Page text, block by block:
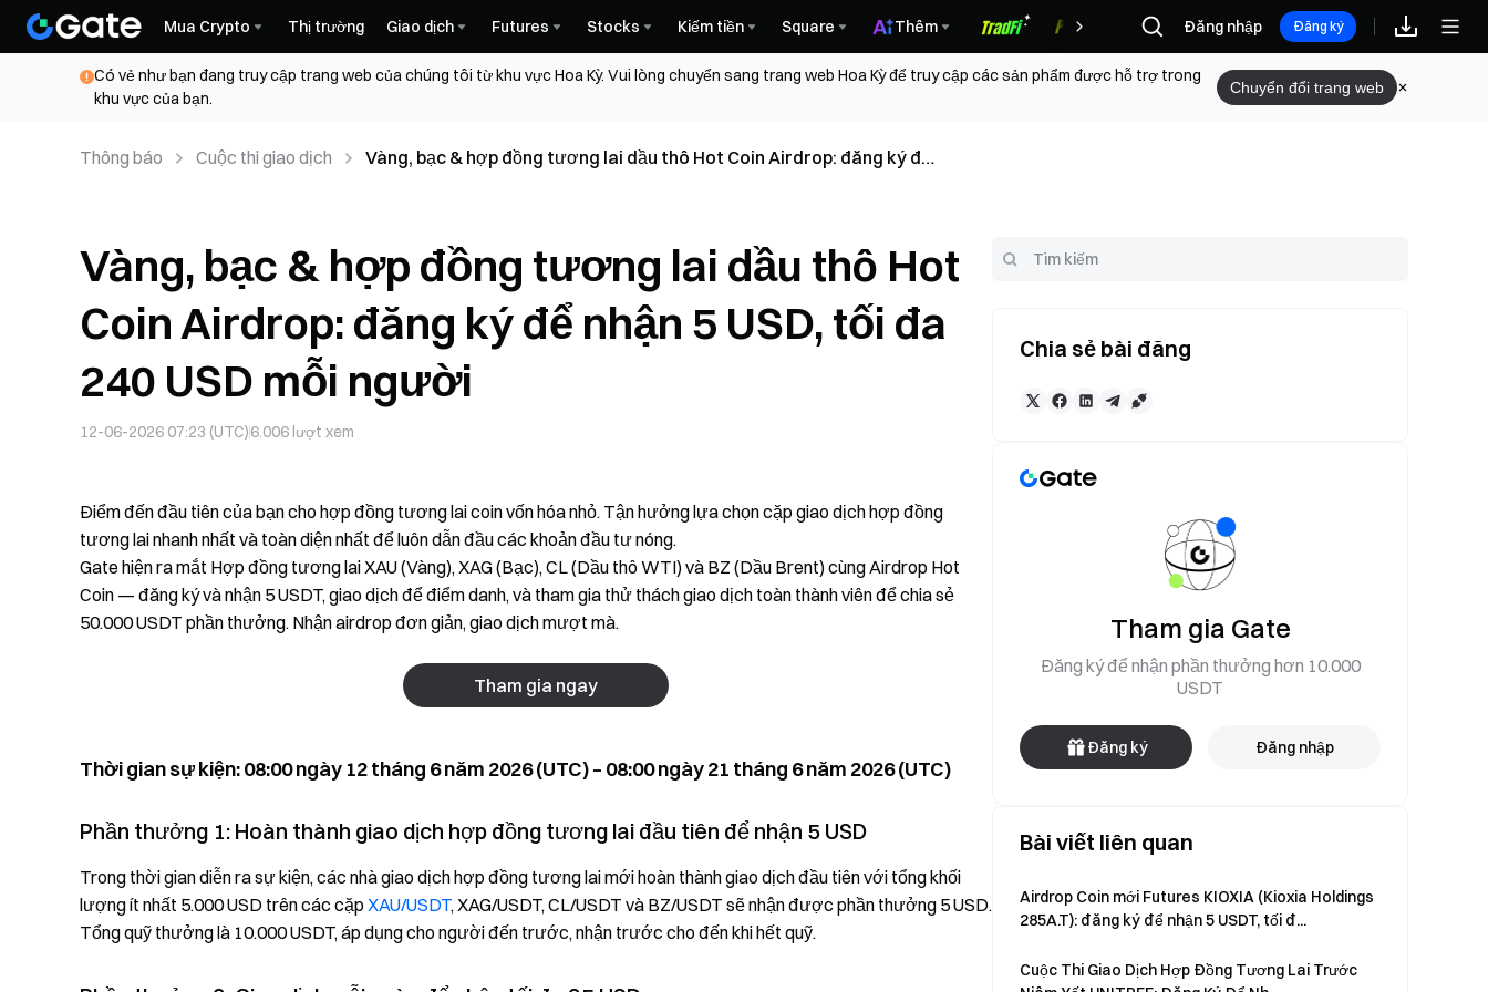
Mua Crypto Thị trường Giao dịch Futures Stocks Kiếm tiền Square Thêm Phần thưởng
Đăng nhập Đăng ký
Có vẻ như bạn đang truy cập trang web của chúng tôi từ khu vực Hoa Kỳ. Vui lòng chuyển sang trang web Hoa Kỳ để truy cập các sản phẩm được hỗ trợ trong
khu vực của bạn.
Chuyển đổi trang web
Thông báo Cuộc thi giao dịch
Vàng, bạc & hợp đồng tương lai dầu thô Hot Coin Airdrop: đăng ký để
Vàng, bạc & hợp đồng tương lai dầu thô Hot
Coin Airdrop: đăng ký để nhận 5 USD, tối đa
240 USD mỗi người
12-06-2026 07:23 (UTC)6.006 lượt xem
Điểm đến đầu tiên của bạn cho hợp đồng tương lai coin vốn hóa nhỏ. Tận hưởng lựa chọn cặp giao dịch hợp đồng
tương lai nhanh nhất và toàn diện nhất để luôn dẫn đầu các khoản đầu tư nóng.
Gate hiện ra mắt Hợp đồng tương lai XAU (Vàng), XAG (Bạc), CL (Dầu thô WTI) và BZ (Dầu Brent) cùng Airdrop Hot
Coin — đăng ký và nhận 5 USDT, giao dịch để điểm danh, và tham gia thử thách giao dịch toàn thành viên để chia sẻ
50.000 USDT phần thưởng. Nhận airdrop đơn giản, giao dịch mượt mà.
Tham gia ngay
Thời gian sự kiện: 08:00 ngày 12 tháng 6 năm 2026 (UTC) – 08:00 ngày 21 tháng 6 năm 2026 (UTC)
Phần thưởng 1: Hoàn thành giao dịch hợp đồng tương lai đầu tiên để nhận 5 USD
Trong thời gian diễn ra sự kiện, các nhà giao dịch hợp đồng tương lai mới hoàn thành giao dịch đầu tiên với tổng khối
lượng ít nhất 5.000 USD trên các cặp XAU/USDT, XAG/USDT, CL/USDT và BZ/USDT sẽ nhận được phần thưởng 5 USD.
Tổng quỹ thưởng là 10.000 USDT, áp dụng cho người đến trước, nhận trước cho đến khi hết quỹ.
Chia sẻ bài đăng
Tham gia Gate
Đăng ký để nhận phần thưởng hơn 10.000
USDT
Đăng ký Đăng nhập
Bài viết liên quan
Airdrop Coin mới Futures KIOXIA (Kioxia Holdings
285A.T): đăng ký để nhận 5 USDT, tối đ...
Cuộc Thi Giao Dịch Hợp Đồng Tương Lai Trước